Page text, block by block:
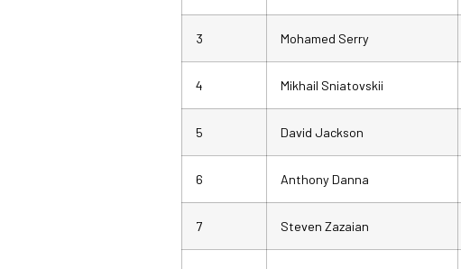
3 Mohamed Serry
4 Mikhail Sniatovskii
5 David Jackson
6 Anthony Danna
7 Steven Zazaian